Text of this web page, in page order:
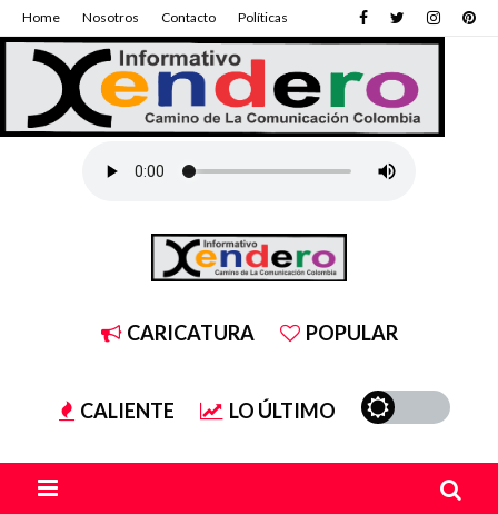
Home Nosotros Contacto Políticas
CARICATURA POPULAR
CALIENTE LO ÚLTIMO